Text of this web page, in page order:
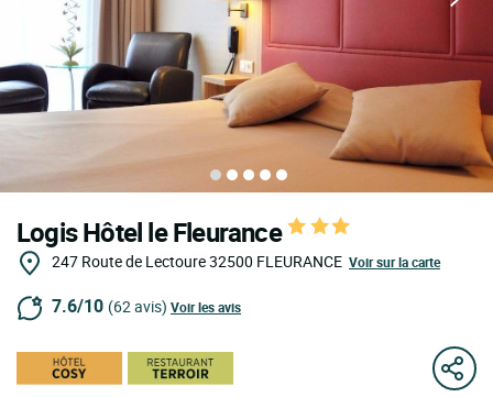
Logis Hôtel le Fleurance
247 Route de Lectoure32500 FLEURANCE Voir sur la carte
7.6/10 (62 avis) Voir les avis